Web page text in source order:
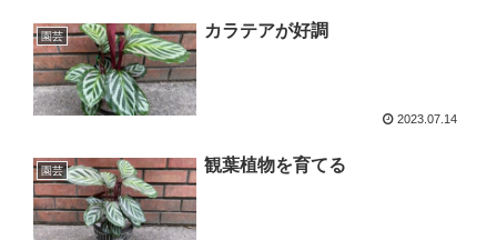
園芸 カラテアが好調
2023.07.14
園芸 観葉植物を育てる